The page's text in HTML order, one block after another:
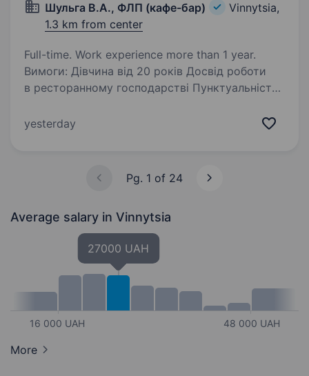
Шульга В.А., ФЛП (кафе-бар)
Vinnytsia,
1.3 km from center
Full-time. Work experience more than 1 year.
Вимоги: Дівчина від 20 років Досвід роботи
в ресторанному господарстві Пунктуальність
4/2 з 12:00 до 21:30 Заробітна плата 1000 грн
yesterday
Pg. 1 of 24
Average salary in Vinnytsia
16 000 UAH
27000 UAH
48 000 UAH
More